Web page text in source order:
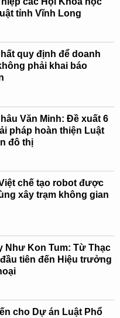
tỉnh Vĩnh Long
quy định để doanh
phải khai báo
Văn Minh: Đề xuất 6
pháp hoàn thiện Luật
đô thị
chế tạo robot được
xây trạm không gian
Như Kon Tum: Từ Thạc
tiên đến Hiệu trưởng
cho Dự án Luật Phổ